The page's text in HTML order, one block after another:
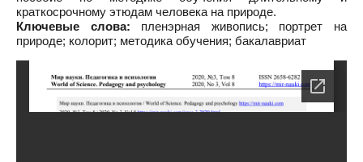
краткосрочному этюдам человека на природе.
Ключевые слова: пленэрная живопись; портрет на
природе; колорит; методика обучения; бакалавриат